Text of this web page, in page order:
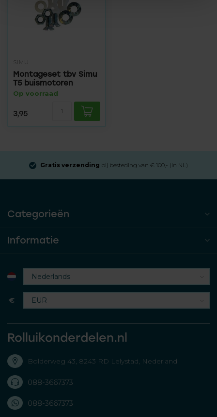
SIMU
Montageset tbv Simu
T5 buismotoren
Op voorraad
3,95
Gratis verzending bij besteding van € 100,- (in NL)
Categorieën
Informatie
€
Rolluikonderdelen.nl
Bolderweg 43, 8243 RD Lelystad, Nederland
088-3667373
088-3667373